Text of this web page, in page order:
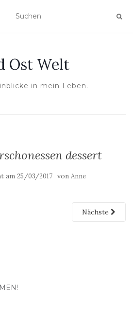
Ost Welt
in mein Leben.
dessert
am 25/03/2017 von Anne
Nächste